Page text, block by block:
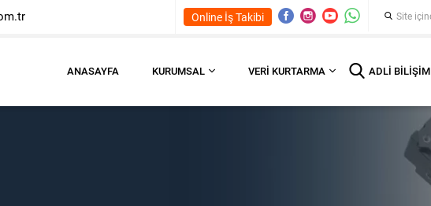
Online İş Takibi
ANASAYFA KURUMSAL VERI KURTARMA ADLI BILIŞIM